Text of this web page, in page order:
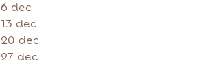
6 dec
13 dec
20 dec
27 dec